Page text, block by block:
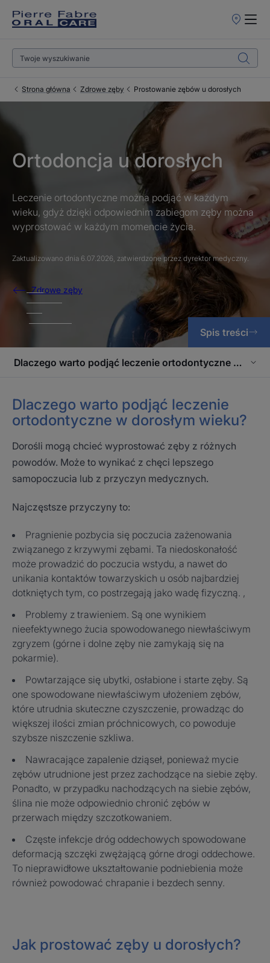
Punkty
Strona główna Zdrowe zęby Prostowanie zębów u dorosłych
Ortodoncja u dorosłych
Leczenie ortodontyczne można podjąć w każdym
wieku, gdyż dzięki odpowiednim zabiegom zęby można
wyprostować w każdym momencie życia.
Zaktualizowano dnia 6.07.2026, zatwierdzone przezdyrektor medyczny.
Zdrowe zęby
Spis treści
Dlaczego warto podjąć leczenie ortodontyczne w
Dlaczego warto podjąć leczenie
ortodontyczne w dorosłym wieku?
Dorośli mogą chcieć wyprostować zęby z różnych
powodów. Może to wynikać z chęci lepszego
samopoczucia lub z przyczyn medycznych.
Najczęstsze przyczyny to:
Pragnienie pozbycia się poczucia zażenowania
związanego z krzywymi zębami. Ta niedoskonałość
może prowadzić do poczucia wstydu, a nawet do
unikania kontaktów towarzyskich u osób najbardziej
dotkniętych tym, co postrzegają jako wadę fizyczną. ,
Problemy z trawieniem. Są one wynikiem
nieefektywnego żucia spowodowanego niewłaściwym
zgryzem (górne i dolne zęby nie zamykają się na
pokarmie).
Powtarzające się ubytki, osłabione i starte zęby. Są
one spowodowane niewłaściwym ułożeniem zębów,
które utrudnia skuteczne czyszczenie, prowadząc do
większej ilości zmian próchnicowych, co powoduje
szybsze niszczenie szkliwa.
Nawracające zapalenie dziąseł, ponieważ mycie
zębów utrudnione jest przez zachodzące na siebie zęby.
Ponadto, w przypadku nachodzących na siebie zębów,
ślina nie może odpowiednio chronić zębów w
przerwach między szczotkowaniem.
Częste infekcje dróg oddechowych spowodowane
deformacją szczęki zwężającą górne drogi oddechowe.
To nieprawidłowe ukształtowanie podniebienia może
również powodować chrapanie i bezdech senny.
Jak prostować zęby u dorosłych?